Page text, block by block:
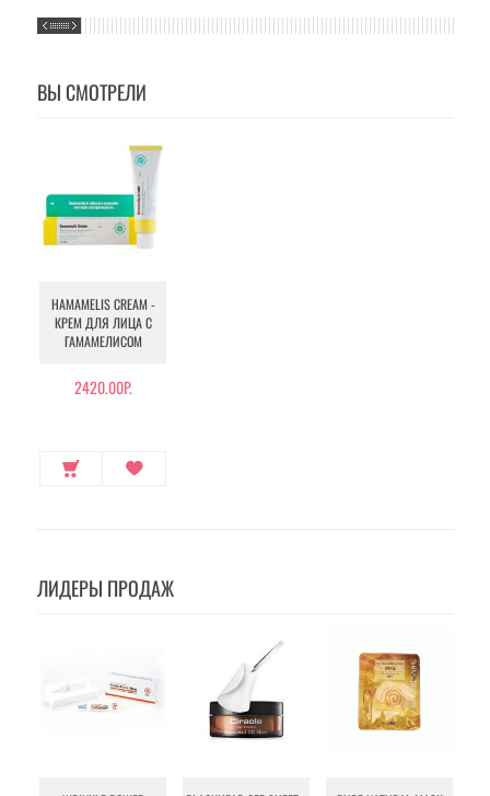
ВЫ СМОТРЕЛИ
HAMAMELIS CREAM -
КРЕМ ДЛЯ ЛИЦА С
ГАМАМЕЛИСОМ
2420.00Р.
ЛИДЕРЫ ПРОДАЖ